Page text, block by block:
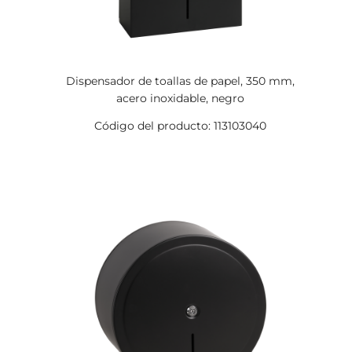
Dispensador de toallas de papel, 350 mm,
acero inoxidable, negro
Código del producto: 113103040